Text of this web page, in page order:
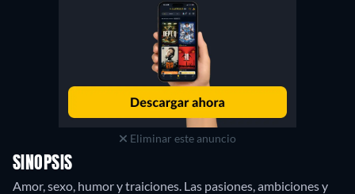
Eliminar este anuncio
SINOPSIS
Amor, sexo, humor y traiciones. Las pasiones, ambiciones y